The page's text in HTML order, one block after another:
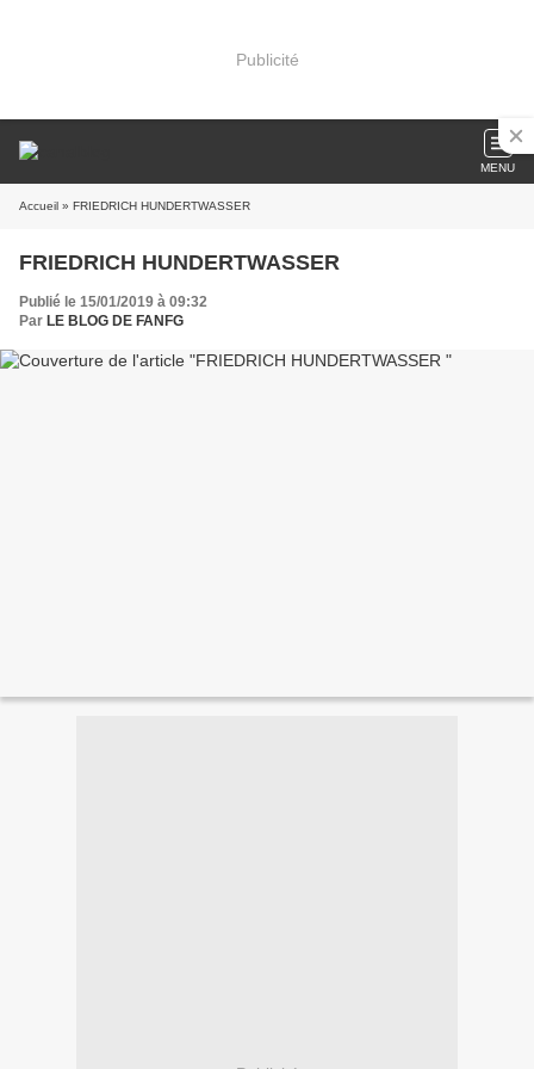
Publicité
MENU
Accueil » FRIEDRICH HUNDERTWASSER
FRIEDRICH HUNDERTWASSER
Publié le 15/01/2019 à 09:32
Par LE BLOG DE FANFG